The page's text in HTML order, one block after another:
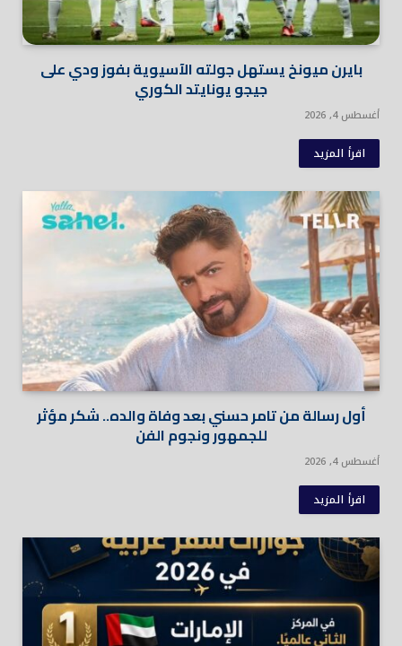
بايرن ميونخ يستهل جولته الآسيوية بفوز ودي على
جيجو يونايتد الكوري
أغسطس 4, 2026
اقرأ المزيد
أول رسالة من تامر حسني بعد وفاة والده.. شكر مؤثر
للجمهور ونجوم الفن
أغسطس 4, 2026
اقرأ المزيد